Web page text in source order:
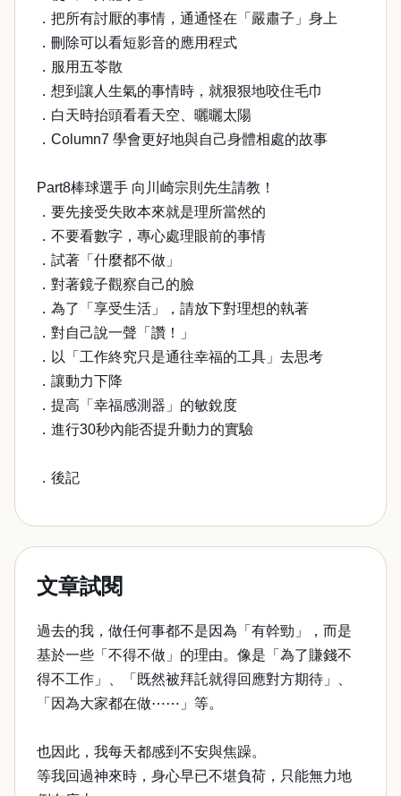
．把所有討厭的事情，通通怪在「嚴肅子」身上
．刪除可以看短影音的應用程式
．服用五苓散
．想到讓人生氣的事情時，就狠狠地咬住毛巾
．白天時抬頭看看天空、曬曬太陽
．Column7 學會更好地與自己身體相處的故事
Part8棒球選手 向川崎宗則先生請教！
．要先接受失敗本來就是理所當然的
．不要看數字，專心處理眼前的事情
．試著「什麼都不做」
．對著鏡子觀察自己的臉
．為了「享受生活」，請放下對理想的執著
．對自己說一聲「讚！」
．以「工作終究只是通往幸福的工具」去思考
．讓動力下降
．提高「幸福感測器」的敏銳度
．進行30秒內能否提升動力的實驗
．後記
文章試閱
過去的我，做任何事都不是因為「有幹勁」，而是
基於一些「不得不做」的理由。像是「為了賺錢不
得不工作」、「既然被拜託就得回應對方期待」、
「因為大家都在做⋯⋯」等。
也因此，我每天都感到不安與焦躁。
等我回過神來時，身心早已不堪負荷，只能無力地